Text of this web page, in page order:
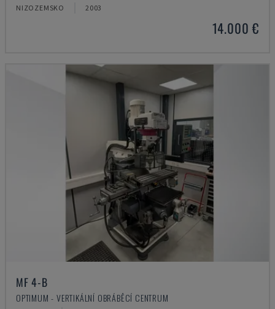
NIZOZEMSKO 2003
14.000 €
MF 4-B
OPTIMUM - VERTIKÁLNÍ OBRÁBĚCÍ CENTRUM